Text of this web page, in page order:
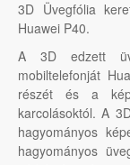
3D Üvegfólia
Huawei P40.
A 3D edzett
mobiltelefonját
részét és a
karcolásoktól. A
hagyományos
hagyományos